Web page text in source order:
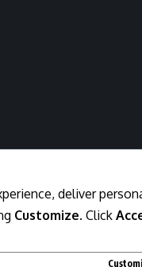
deliver
Customize. Click